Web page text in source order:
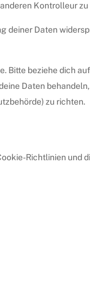
Kontrolleur
deiner Daten
Bitte beziehe dich
Daten
zu richten.
Richtlinien und